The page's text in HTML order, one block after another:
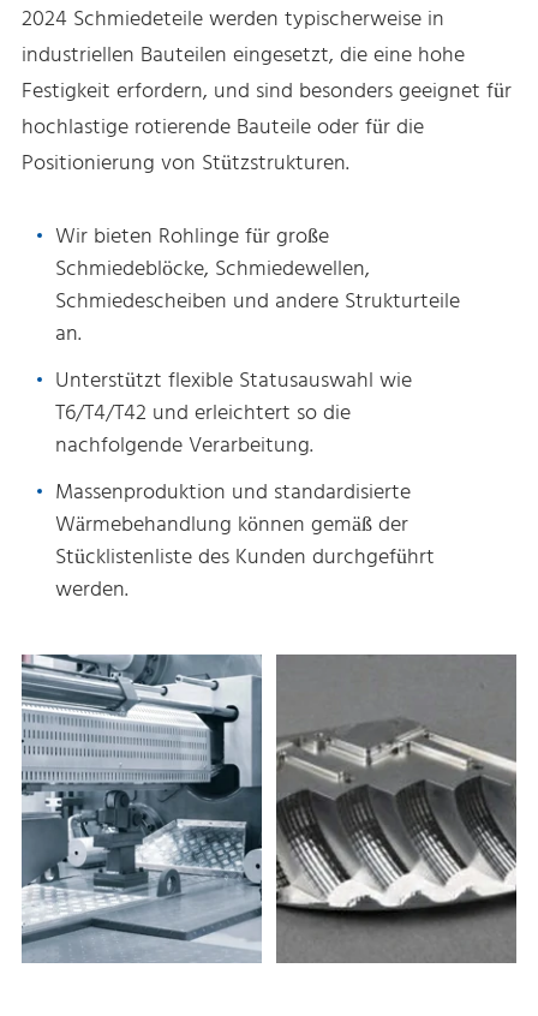
2024 Schmiedeteile werden typischerweise in
industriellen Bauteilen eingesetzt, die eine hohe
Festigkeit erfordern, und sind besonders geeignet für
hochlastige rotierende Bauteile oder für die
Positionierung von Stützstrukturen.
Wir bieten Rohlinge für große
Schmiedeblöcke, Schmiedewellen,
Schmiedescheiben und andere Strukturteile
an.
Unterstützt flexible Statusauswahl wie
T6/T4/T42 und erleichtert so die
nachfolgende Verarbeitung.
Massenproduktion und standardisierte
Wärmebehandlung können gemäß der
Stücklistenliste des Kunden durchgeführt
werden.